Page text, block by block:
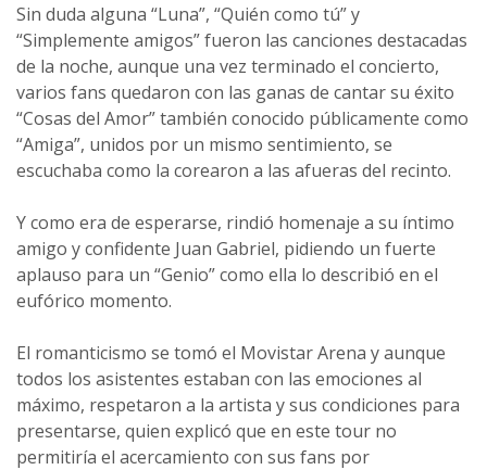
Sin duda alguna “Luna”, “Quién como tú” y
“Simplemente amigos” fueron las canciones destacadas
de la noche, aunque una vez terminado el concierto,
varios fans quedaron con las ganas de cantar su éxito
“Cosas del Amor” también conocido públicamente como
“Amiga”, unidos por un mismo sentimiento, se
escuchaba como la corearon a las afueras del recinto.
Y como era de esperarse, rindió homenaje a su íntimo
amigo y confidente Juan Gabriel, pidiendo un fuerte
aplauso para un “Genio” como ella lo describió en el
eufórico momento.
El romanticismo se tomó el Movistar Arena y aunque
todos los asistentes estaban con las emociones al
máximo, respetaron a la artista y sus condiciones para
presentarse, quien explicó que en este tour no
permitiría el acercamiento con sus fans por